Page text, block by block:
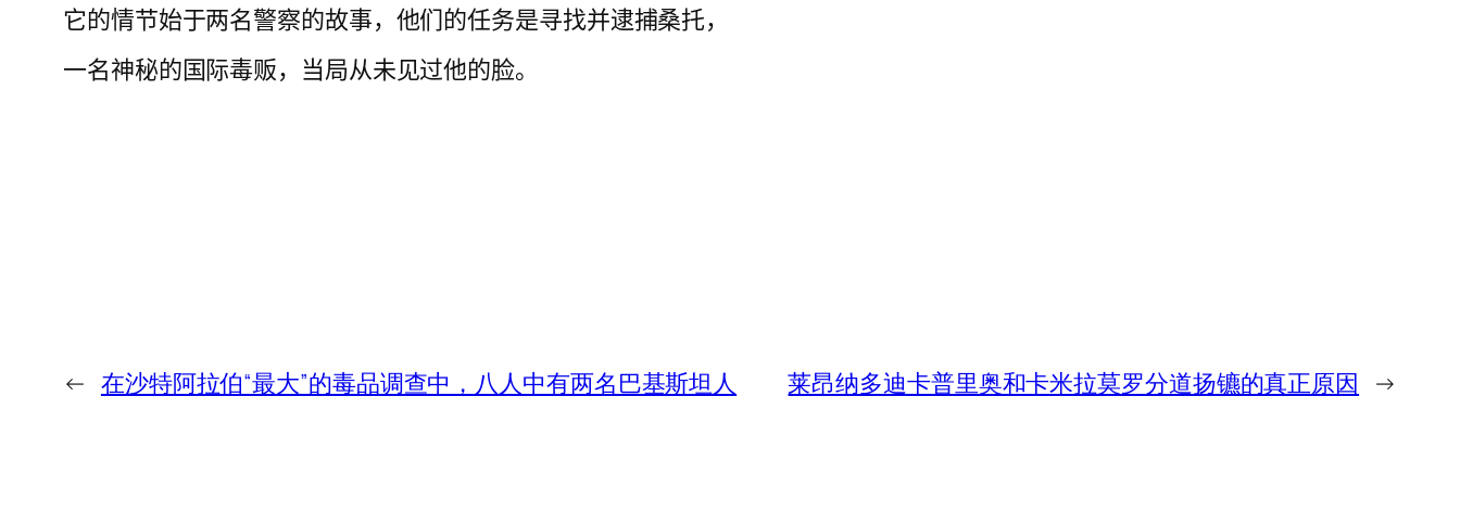
它的情节始于两名警察的故事，他们的任务是寻找并逮捕桑托，
一名神秘的国际毒贩，当局从未见过他的脸。
← 在沙特阿拉伯“最大”的毒品调查中，八人中有两名巴基斯坦人 莱昂纳多迪卡普里奥和卡米拉莫罗分道扬镳的真正原因 →